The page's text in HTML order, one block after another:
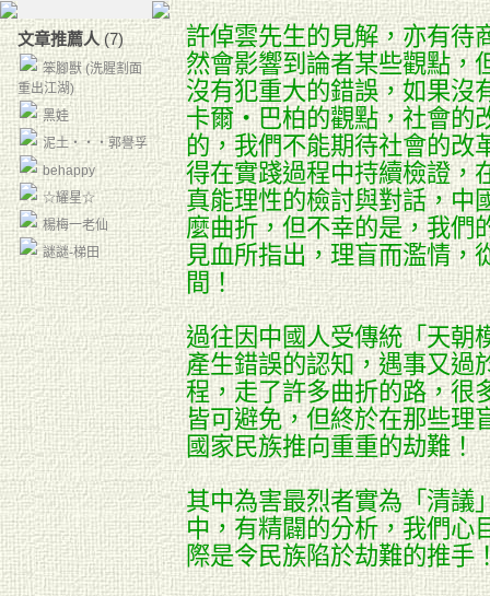
文章推薦人 (7)
笨腳獸 (洗腥割面
重出江湖)
黑娃
泥土‧‧‧郭譽孚
behappy
☆耀星☆
楊梅一老仙
謎謎-梯田
許倬雲先生的見解，亦有待
然會影響到論者某些觀點，
沒有犯重大的錯誤，如果沒
卡爾‧巴柏的觀點，社會的
的，我們不能期待社會的改
得在實踐過程中持續檢證，
真能理性的檢討與對話，中
麼曲折，但不幸的是，我們
見血所指出，理盲而濫情，
間！
過往因中國人受傳統「天朝
產生錯誤的認知，遇事又過
程，走了許多曲折的路，很
皆可避免，但終於在那些理
國家民族推向重重的劫難！
其中為害最烈者實為「清議
中，有精闢的分析，我們心
際是令民族陷於劫難的推手